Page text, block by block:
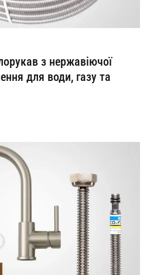
з нержавіючої
для води, газу та